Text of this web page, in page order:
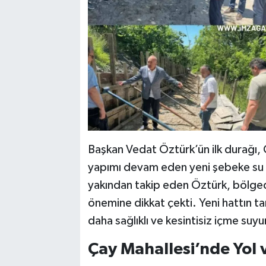
Başkan Vedat Öztürk’ün ilk
yapımı devam eden yeni şebeke
yakından takip eden Öztürk,
önemine dikkat çekti. Yeni hattın
daha sağlıklı ve kesintisiz içme
Çay Mahallesi’nde